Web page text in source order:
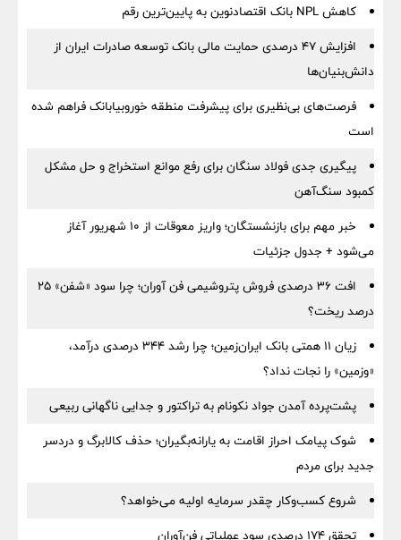
کاهش NPL بانک اقتصادنوین به پایین‌ترین رقم
افزایش ۴۷ درصدی حمایت مالی بانک توسعه صادرات ایران از
دانش‌بنیان‌ها
فرصت‌های بی‌نظیری برای پیشرفت منطقه خوروبیابانک فراهم شده
است
پیگیری جدی فولاد سنگان برای رفع موانع استخراج و حل مشکل
کمبود سنگ‌آهن
خبر مهم برای بازنشستگان؛ واریز معوقات از ۱۰ شهریور آغاز
می‌شود + جدول جزئیات
افت ۳۶ درصدی فروش پتروشیمی فن آوران؛ چرا سود «شفن» ۲۵
درصد ریخت؟
زیان ۱۱ همتی بانک ایران‌زمین؛ چرا رشد ۳۴۴ درصدی درآمد،
«وزمین» را نجات نداد؟
پشت‌پرده آمدن جواد نکونام به تراکتور و جدایی ناگهانی ربیعی
شوک پیامک احراز اقامت به یارانه‌بگیران؛ حذف کالابرگ و دردسر
جدید برای مردم
شروع کسب‌وکار چقدر سرمایه اولیه می‌خواهد؟
تحقق ۱۷۴ درصدی سود عملیاتی فن‌آوران